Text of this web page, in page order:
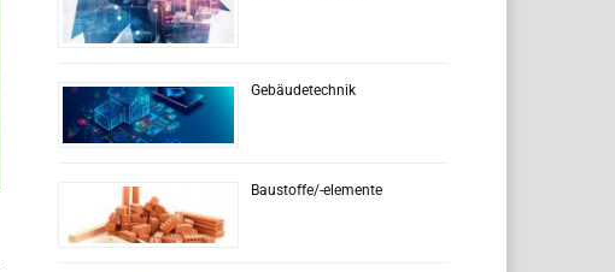
Gebäudetechnik
Baustoffe/-elemente